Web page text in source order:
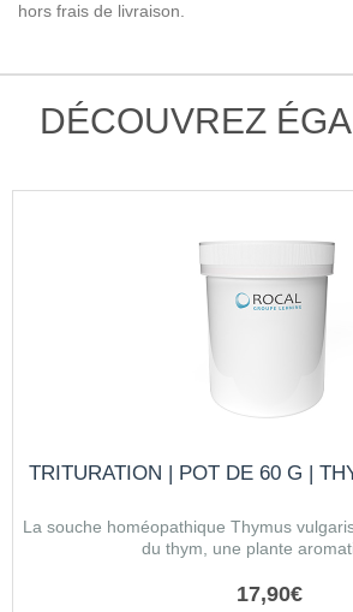
hors frais de livraison.
DÉCOUVREZ
TRITURATION | POT DE 60 G |
La souche homéopathique Thymus
du thym, une plante
17,90€